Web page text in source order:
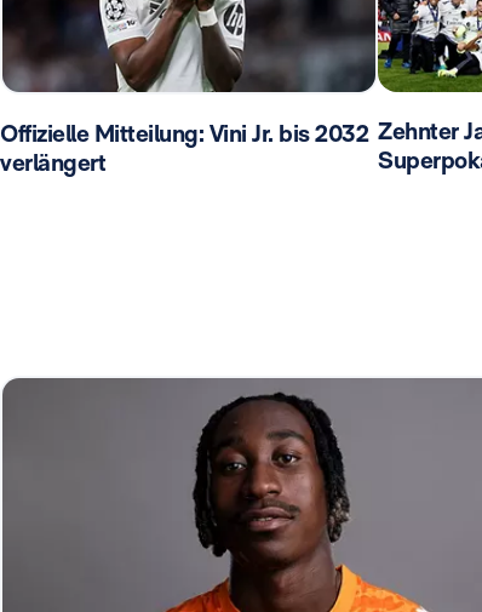
Offizielle Mitteilung: Vini Jr. bis 2032
verlängert
Zehnter